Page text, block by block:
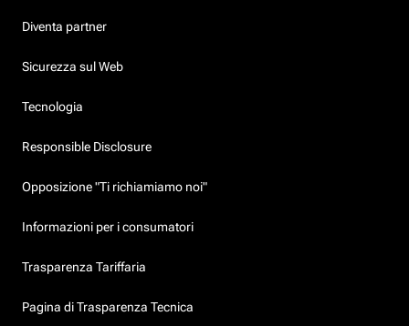
Diventa partner
Sicurezza sul Web
Tecnologia
Responsible Disclosure
Opposizione "Ti richiamiamo noi"
Informazioni per i consumatori
Trasparenza Tariffaria
Pagina di Trasparenza Tecnica